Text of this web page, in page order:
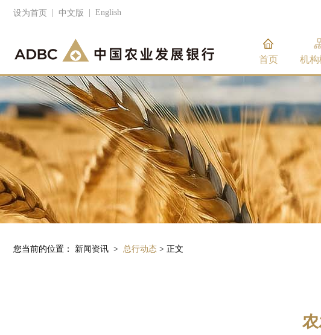
设为首页 中文版 English
首页 机构
您当前的位置： 新闻资讯 > 总行动态 > 正文